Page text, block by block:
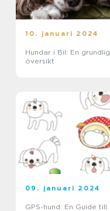
10. januari 2024
Hundar i Bil: En grundlig
översikt
09. januari 2024
GPS-hund: En Guide till